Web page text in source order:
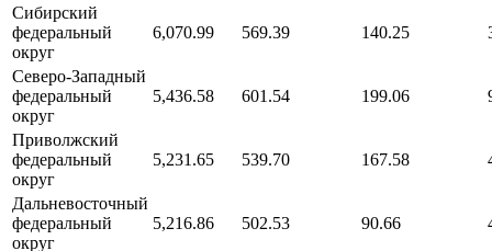
Сибирский
федеральный
округ
6,070.99 569.39 140.25
Северо-Западный
федеральный
округ
5,436.58 601.54 199.06
Приволжский
федеральный
округ
5,231.65 539.70 167.58
Дальневосточный
федеральный
округ
5,216.86 502.53 90.66